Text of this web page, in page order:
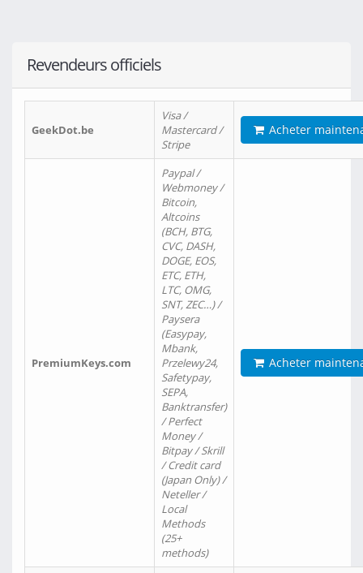
Revendeurs officiels
GeekDot.be
Visa /
Mastercard /
Stripe
Acheter
PremiumKeys.com
Paypal /
Webmoney /
Bitcoin,
Altcoins
(BCH, BTG,
CVC, DASH,
DOGE, EOS,
ETC, ETH,
LTC, OMG,
SNT, ZEC…) /
Paysera
(Easypay,
Mbank,
Przelewy24,
Safetypay,
SEPA,
Banktransfer)
/ Perfect
Money /
Bitpay / Skrill
/ Credit card
(Japan Only) /
Neteller /
Local
Methods
(25+
methods)
Acheter